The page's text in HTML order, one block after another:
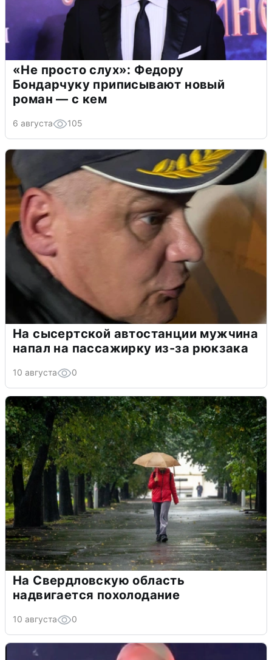
«Не просто слух»: Федору
Бондарчуку приписывают новый
роман — с кем
6 августа 105
На сысертской автостанции мужчина
напал на пассажирку из-за рюкзака
10 августа 0
На Свердловскую область
надвигается похолодание
10 августа 0